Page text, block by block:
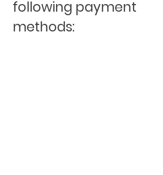
following payment
methods: